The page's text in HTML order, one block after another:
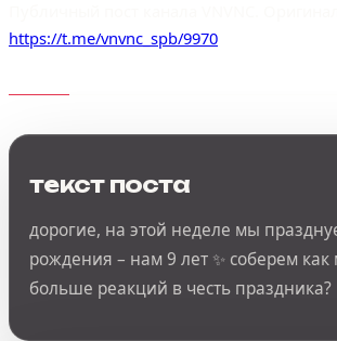
https://t.me/vnvnc_spb/9970
текст поста
дорогие, на этой неделе мы
рождения – нам 9 лет ✨ соберем
больше реакций в честь праздника?